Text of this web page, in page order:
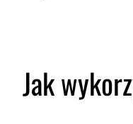
Jak